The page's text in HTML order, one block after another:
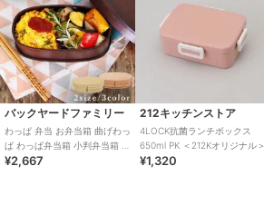
バックヤードファミリー
わっぱ 弁当 お弁当箱 曲げわっ
ぱ わっぱ弁当箱 小判弁当箱 小
判型 男性 女子 ランチボックス
¥2,667
212キッチンストア
4LOCK抗菌ランチボックス
650ml PK ＜212Kオリジナル＞
¥1,320